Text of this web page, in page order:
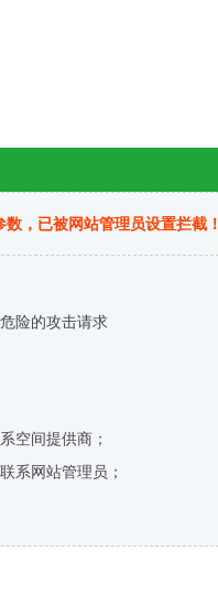
，已被网站管理员设置拦截！
险的攻击请求
空间提供商；
系网站管理员；